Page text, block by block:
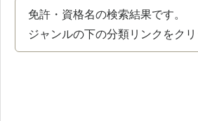
免許・資格名の検索結果です。
ジャンルの下の分類リンクをク